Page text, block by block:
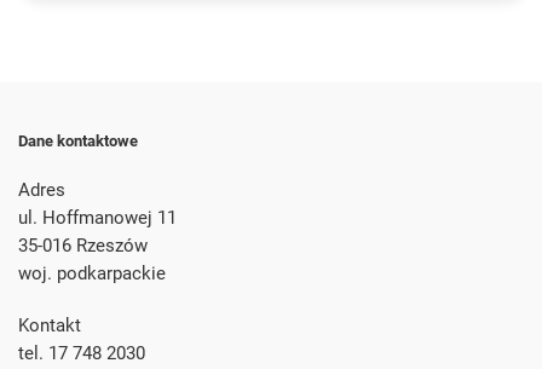
Dane kontaktowe
Adres
ul. Hoffmanowej 11
35-016 Rzeszów
woj. podkarpackie
Kontakt
tel. 17 748 2030